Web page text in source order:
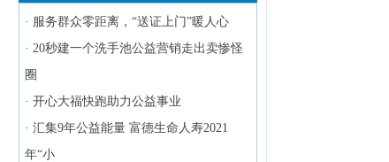
· 服务群众零距离，“送证上门”暖人心
· 20秒建一个洗手池公益营销走出卖惨怪
圈
· 开心大福快跑助力公益事业
· 汇集9年公益能量 富德生命人寿2021
年“小